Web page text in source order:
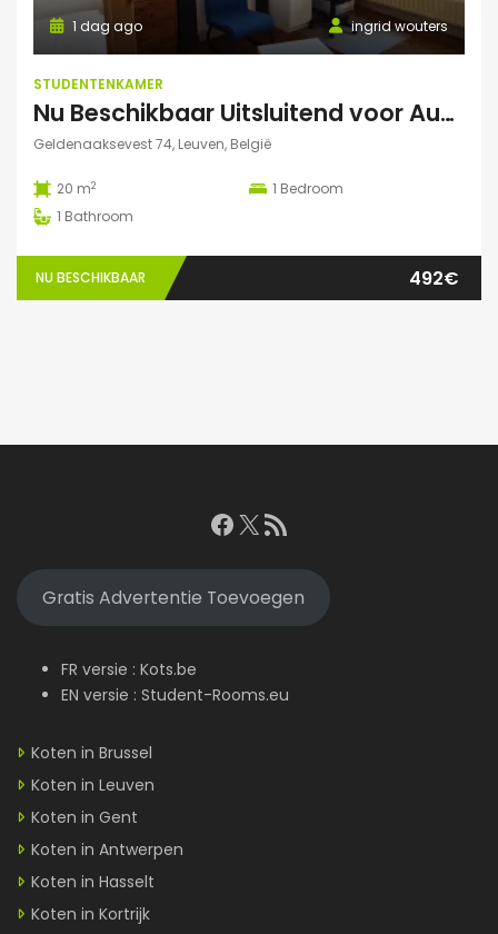
ingrid wouters
1 dag ago
STUDENTENKAMER
Nu Beschikbaar Uitsluitend voor Augustus 2026 in Leuven
Geldenaaksevest 74, Leuven, België
20 m2 1 Bedroom
1 Bathroom
NU BESCHIKBAAR 492€
Facebook
X RSS feed
Gratis Advertentie Toevoegen
FR versie : Kots.be
EN versie : Student-Rooms.eu
Koten in Brussel
Koten in Leuven
Koten in Gent
Koten in Antwerpen
Koten in Hasselt
Koten in Kortrijk